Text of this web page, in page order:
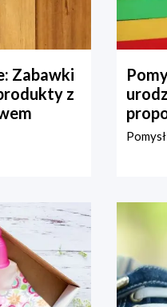
Zabawki
z